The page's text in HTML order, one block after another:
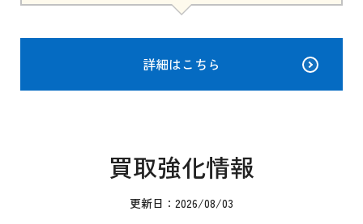
詳細はこちら
買取強化情報
更新日：2026/08/03